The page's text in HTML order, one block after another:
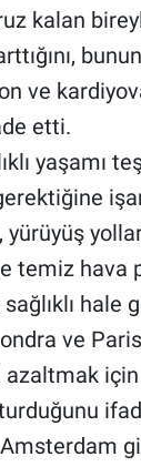
kalan
ve
etti.
yaşamı
temiz hava
hale
ve